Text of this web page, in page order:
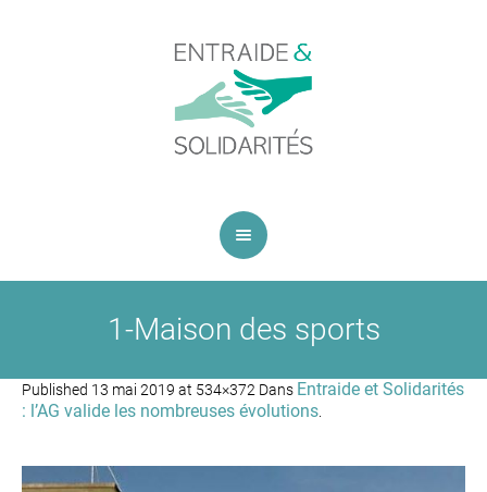
1-Maison des sports
Published 13 mai 2019 at 534×372 Dans Entraide et Solidarités
: l’AG valide les nombreuses évolutions